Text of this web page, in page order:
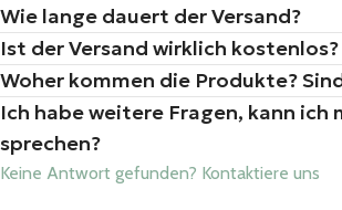
Wie lange dauert der Versand?
Ist der Versand wirklich kostenlos?
Woher kommen die Produkte?
Ich habe weitere Fragen, kann ich
sprechen?
Keine Antwort gefunden? Kontaktiere uns